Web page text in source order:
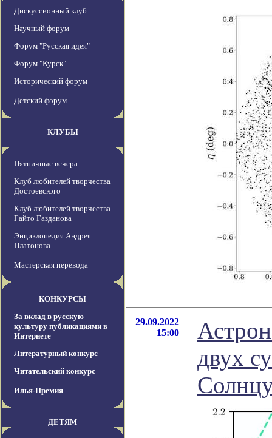
Дискуссионный клуб
Научный форум
Форум "Русская идея"
Форум "Курск"
Исторический форум
Детский форум
КЛУБЫ
Пятничные вечера
Клуб любителей творчества
Достоевского
Клуб любителей творчества
Гайто Газданова
Энциклопедия Андрея
Платонова
Мастерская перевода
КОНКУРСЫ
За вклад в русскую
культуру публикациями в
Интернете
Литературный конкурс
Читательский конкурс
Илья-Премия
ДЕТЯМ
29.09.2022
15:00
двух